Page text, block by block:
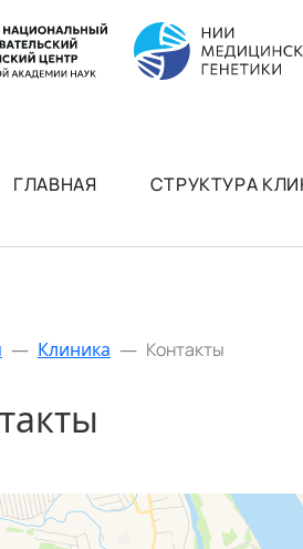
ГЛАВНАЯ СТРУКТУРА
— Клиника — Контакты